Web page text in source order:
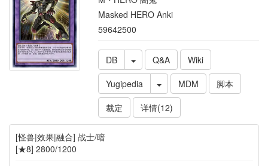
Masked HERO Anki
59642500
DB Q&A
Wiki
Yugipedia
MDM
脚本
裁定
详情(12)
[怪兽|效果|融合] 战士/暗
[★8] 2800/1200